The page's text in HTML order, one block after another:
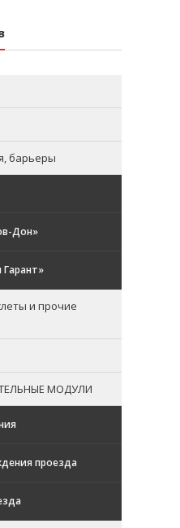
барьеры
Дон»
и прочие
МОДУЛИ
проезда